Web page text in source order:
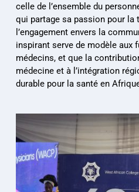
celle de l’ensemble du
qui partage sa passion pour
l’engagement envers la
inspirant serve de modèle aux
médecins, et que la
médecine et à l’intégration
durable pour la santé en